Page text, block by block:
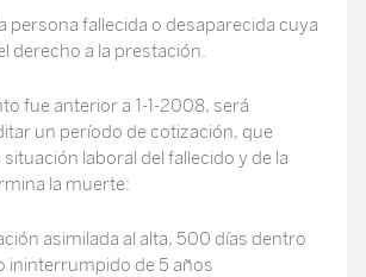
persona fallecida o desaparecida cuya
derecho a la prestación.
fue anterior a 1-1-2008, será
un período de cotización, que
laboral del fallecido y de la
la muerte:
asimilada al alta, 500 días dentro
ininterrumpido de 5 años